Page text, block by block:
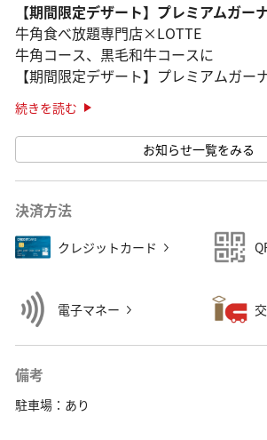
【期間限定デザート】プレミアムガー
牛角食べ放題専門店×LOTTE
牛角コース、黒毛和牛コースに
【期間限定デザート】プレミアムガー
登場！
※2026年3月31日までの期間限定販売
※牛角食べ放題専門店相模大野店では
続きを読む
お知らせ一覧をみる
決済方法
クレジットカード
電子マネー
備考
駐車場：あり